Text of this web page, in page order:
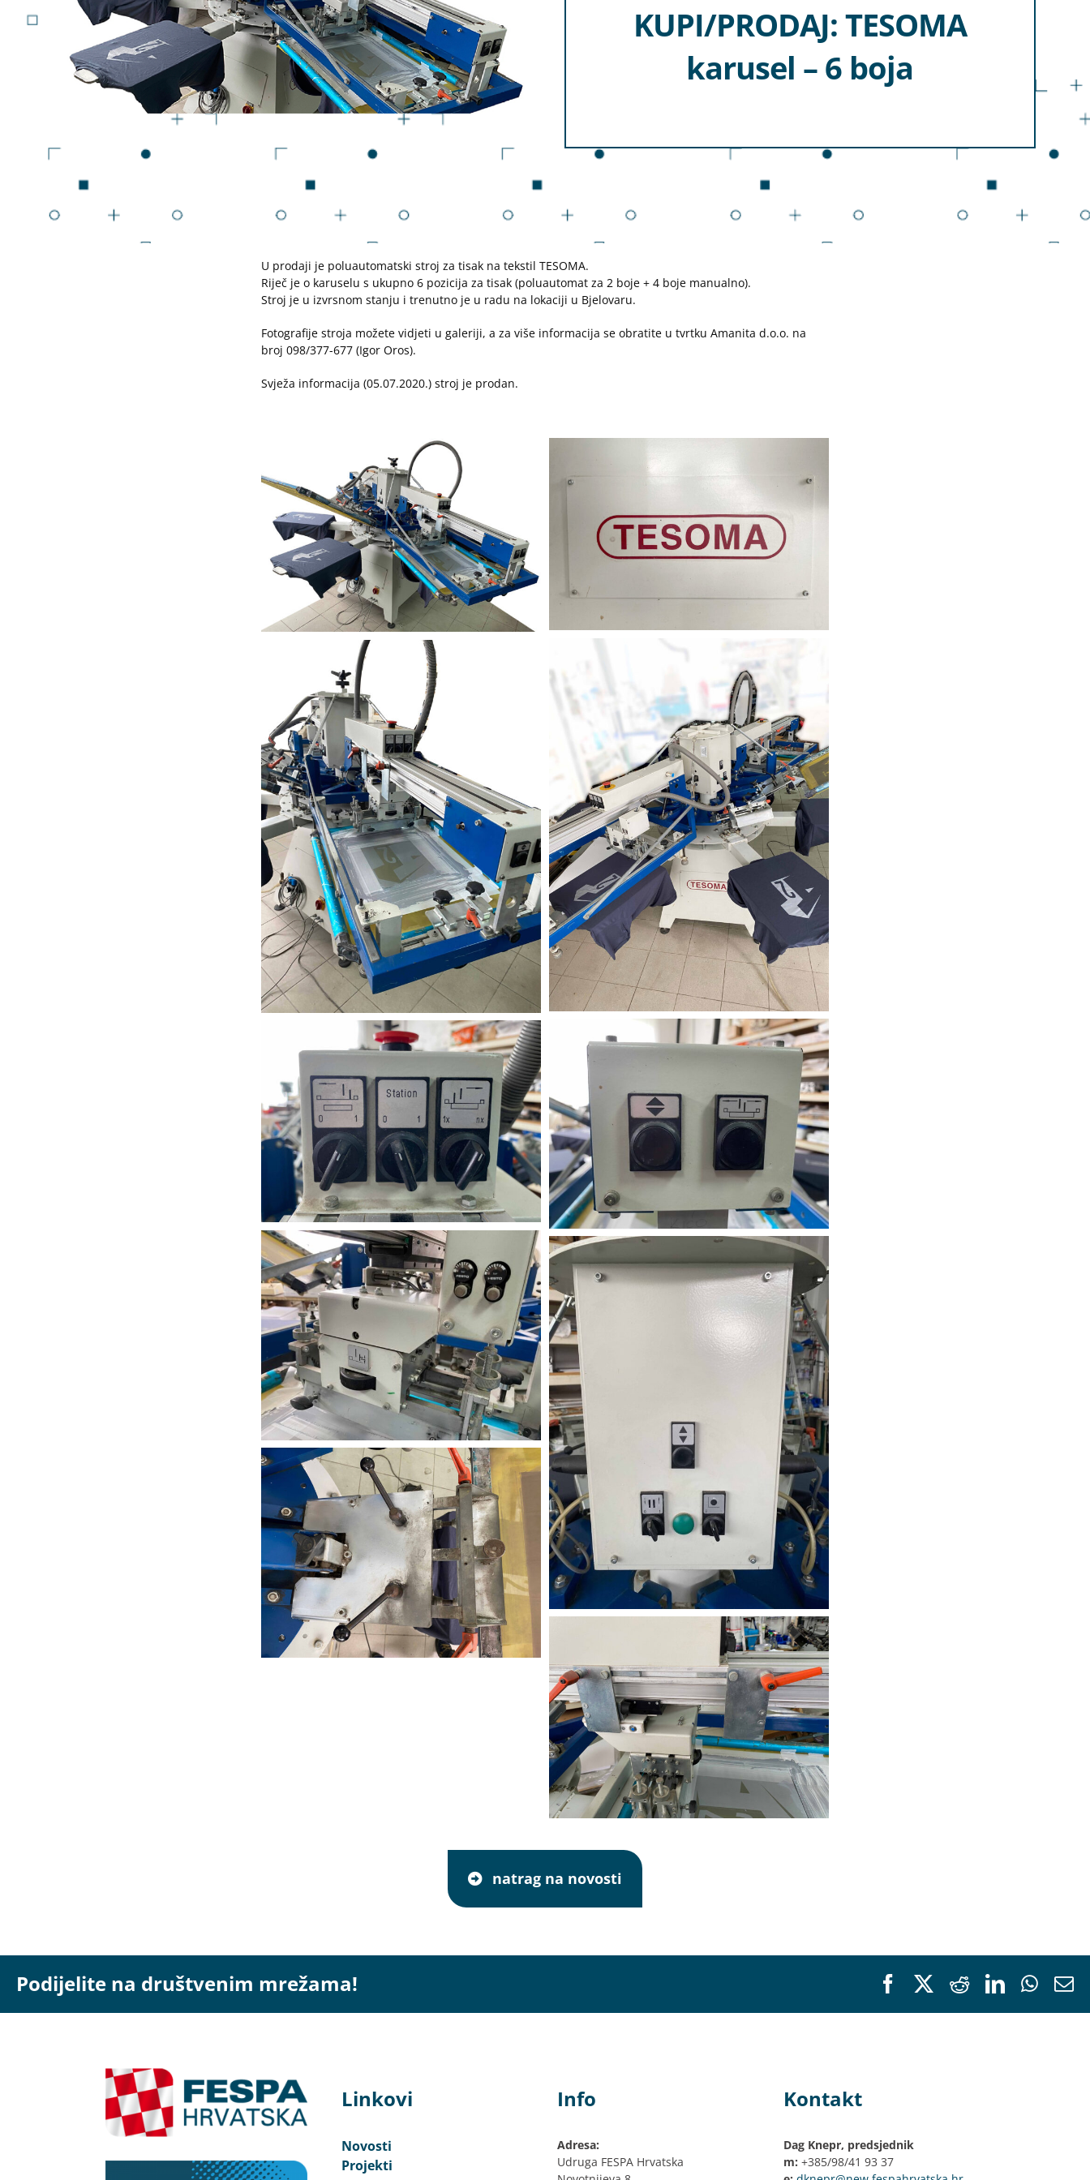
KUPI/PRODAJ: TESOMA
karusel – 6 boja
U prodaji je poluautomatski stroj za tisak na tekstil TESOMA.
Riječ je o karuselu s ukupno 6 pozicija za tisak (poluautomat za 2 boje + 4 boje manualno).
Stroj je u izvrsnom stanju i trenutno je u radu na lokaciji u Bjelovaru.
Fotografije stroja možete vidjeti u galeriji, a za više informacija se obratite u tvrtku Amanita d.o.o. na
broj 098/377-677 (Igor Oros).
Svježa informacija (05.07.2020.) stroj je prodan.
natrag na novosti
Podijelite na društvenim mrežama! FacebookRedditLinkedIn
Linkovi
Novosti
Projekti
Info
Adresa:
Udruga FESPA Hrvatska
Kontakt
Dag Knepr, predsjednik
m: +385/98/41 93 37